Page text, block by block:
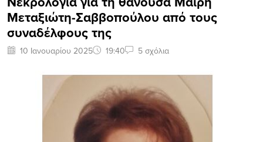
Μεταξιώτη-Σαββοπούλου από τους
συναδέλφους της
10 Ιανουαρίου 2025 19:40 5 σχόλια